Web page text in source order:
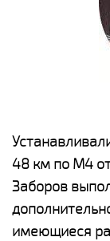
48 км по М4
Заборов
имеющиеся